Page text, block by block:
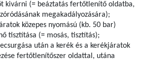
kivárni (= beáztatás fertőtlenítő oldatba,
megakadályozására);
közepes nyomású (kb. 50 bar)
tisztítása (= mosás, tisztítás);
után a kerék és a kerékjáratok
fertőtlenítőszer oldattal­, utána